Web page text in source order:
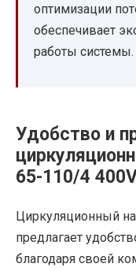
оптимизации
обеспечивает
работы системы.
Удобство и
65-110/4
Циркуляционный
предлагает
благодаря своей